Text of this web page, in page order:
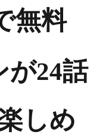
無料
が24話
しめ